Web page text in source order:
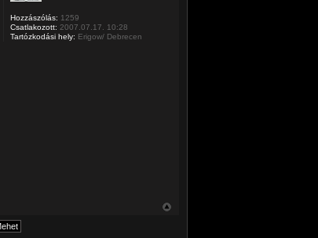
Hozzászólás: 1259
Csatlakozott: 2007.07.17. 10:28
Tartózkodási hely: Erigow/ Debrecen